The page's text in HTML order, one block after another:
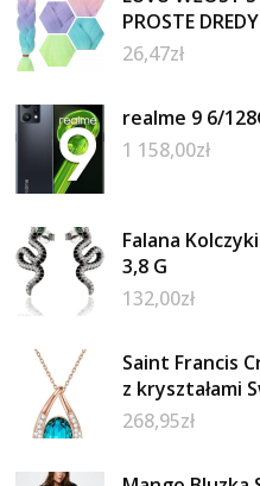
PROSTE
26,47zł
realme 9 6/
1 158,00zł
Falana
3,8 G
132,00zł
Saint Francis
z kryształami
268,95zł